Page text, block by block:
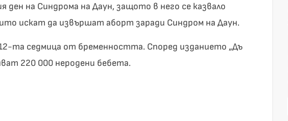
ден на Синдрома на Даун, защото в него се казвало
искат да извършат аборт заради Синдром на Даун.
та седмица от бременността. Според изданието „Дъ
220 000 неродени бебета.